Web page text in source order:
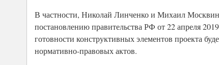
В частности, Николай Линченко и Михаил Москвин
постановлению правительства РФ от 22 апреля
готовности конструктивных элементов проекта
нормативно-правовых актов.